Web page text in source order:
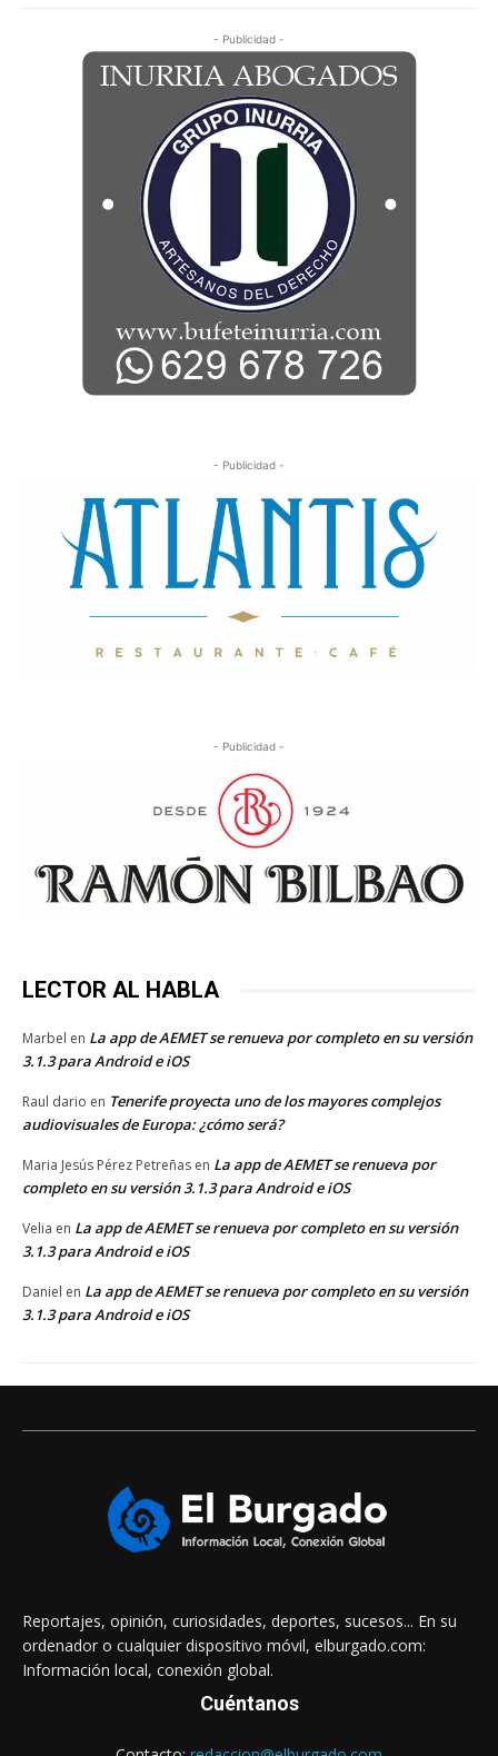
- Publicidad -
- Publicidad -
- Publicidad -
LECTOR AL HABLA
Marbel en La app de AEMET se renueva por completo en su versión
3.1.3 para Android e iOS
Raul dario en Tenerife proyecta uno de los mayores complejos
audiovisuales de Europa: ¿cómo será?
Maria Jesús Pérez Petreñas en La app de AEMET se renueva por
completo en su versión 3.1.3 para Android e iOS
Velia en La app de AEMET se renueva por completo en su versión
3.1.3 para Android e iOS
Daniel en La app de AEMET se renueva por completo en su versión
3.1.3 para Android e iOS
Reportajes, opinión, curiosidades, deportes, sucesos... En su
ordenador o cualquier dispositivo móvil, elburgado.com:
Información local, conexión global.
Cuéntanos